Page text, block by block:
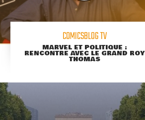
COMICSBLOG TV
MARVEL ET POLITIQUE :
RENCONTRE AVEC LE GRAND ROY
THOMAS